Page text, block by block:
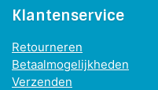
Klantenservice
Retourneren
Betaalmogelijkheden
Verzenden